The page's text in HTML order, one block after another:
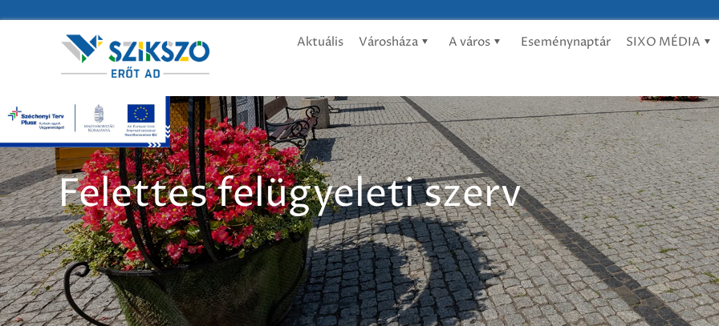
Aktuális Városháza A város Eseménynaptár SIXO MÉDIA
Felettes felügyeleti szerv